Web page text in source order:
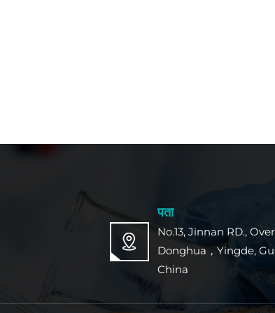
पता
No.13, Jinnan RD.,
Donghua，Yingde,
China